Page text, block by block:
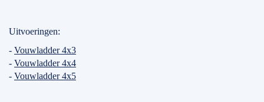
Uitvoeringen:
- Vouwladder 4x3
- Vouwladder 4x4
- Vouwladder 4x5